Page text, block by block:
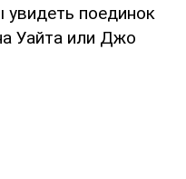
увидеть поединок
Уайта или Джо